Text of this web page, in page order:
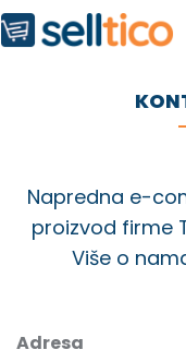
Napredna e-
proizvod firme
Više o
Adresa